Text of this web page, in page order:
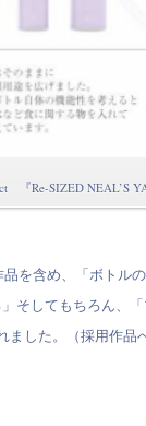
『Re-SIZED NEAL’S
を含め、「ボトル
そしてもちろん、
ました。（採用作品